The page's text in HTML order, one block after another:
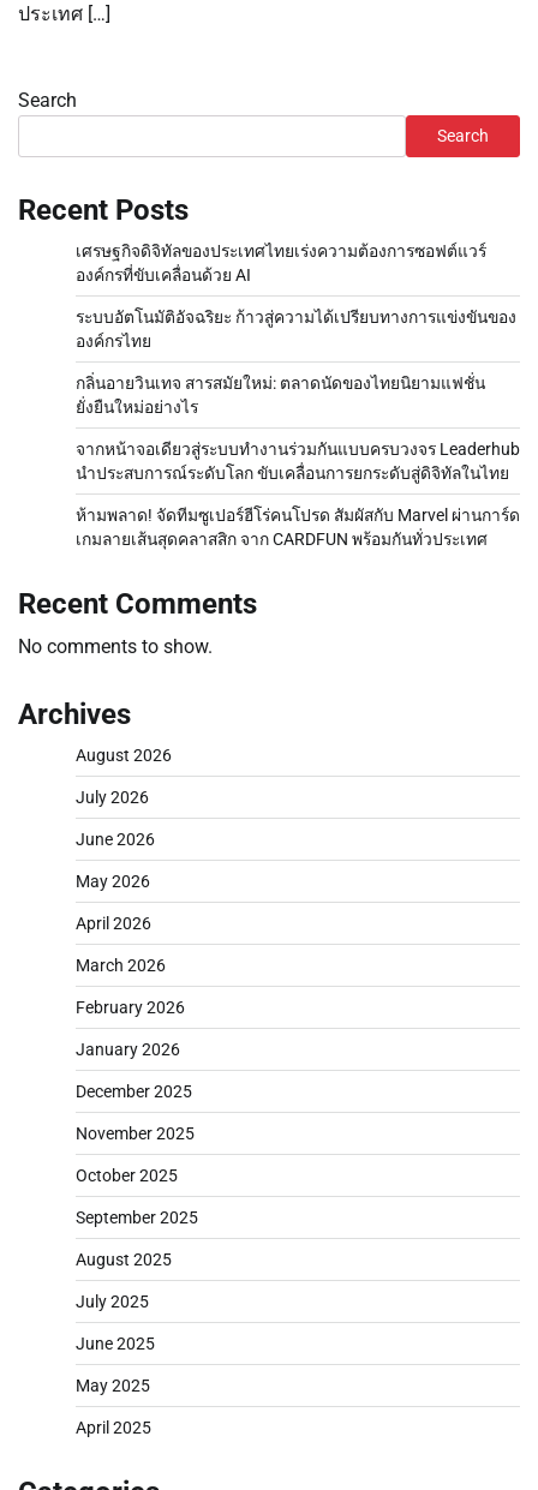
ประเทศ […]
Search
Search
Recent Posts
เศรษฐกิจดิจิทัลของประเทศไทยเร่งความต้องการซอฟต์แวร์
องค์กรที่ขับเคลื่อนด้วย AI
ระบบอัตโนมัติอัจฉริยะ ก้าวสู่ความได้เปรียบทางการแข่งขันของ
องค์กรไทย
กลิ่นอายวินเทจ สารสมัยใหม่: ตลาดนัดของไทยนิยามแฟชั่น
ยั่งยืนใหม่อย่างไร
จากหน้าจอเดียวสู่ระบบทำงานร่วมกันแบบครบวงจร Leaderhub
นำประสบการณ์ระดับโลก ขับเคลื่อนการยกระดับสู่ดิจิทัลในไทย
ห้ามพลาด! จัดทีมซูเปอร์ฮีโร่คนโปรด สัมผัสกับ Marvel ผ่านการ์ด
เกมลายเส้นสุดคลาสสิก จาก CARDFUN พร้อมกันทั่วประเทศ
Recent Comments
No comments to show.
Archives
August 2026
July 2026
June 2026
May 2026
April 2026
March 2026
February 2026
January 2026
December 2025
November 2025
October 2025
September 2025
August 2025
July 2025
June 2025
May 2025
April 2025